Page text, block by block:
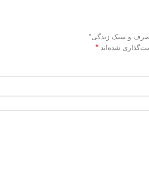
و سبک زندگی”
شده‌اند *